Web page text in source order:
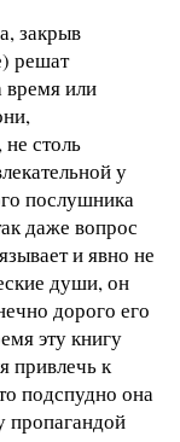
закрыв
решат
время или
столь
у
послушника
даже вопрос
и явно не
души, он
дорого его
эту книгу
привлечь к
подспудно она
пропагандой